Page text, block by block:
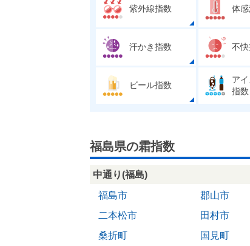
紫外線指数 体
汗かき指数 不
ビール指数
ア
指数
福島県の霜指数
中通り(福島)
福島市
郡山市
二本松市
田村市
桑折町
国見町